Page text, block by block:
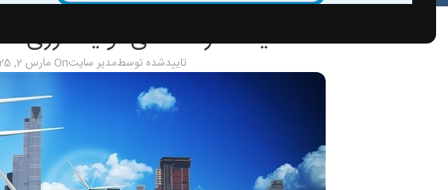
مالیات شرکت های تولید انرژی
تاییدشده توسطمدیر سایتOn مارس 2, 2025